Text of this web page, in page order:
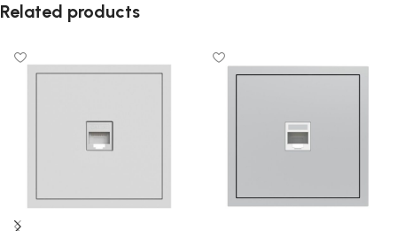
Related products